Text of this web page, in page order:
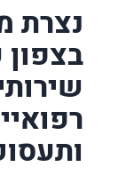
נצרת